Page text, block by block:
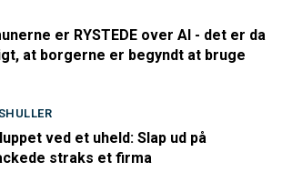
er RYSTEDE over AI - det er da
at borgerne er begyndt at bruge
ved et uheld: Slap ud på
straks et firma